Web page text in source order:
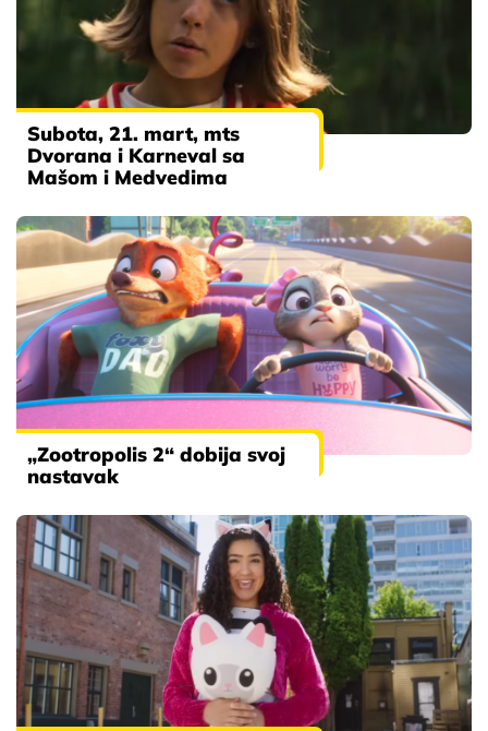
Subota, 21. mart, mts
Dvorana i Karneval sa
Mašom i Medvedima
„Zootropolis 2“ dobija svoj
nastavak